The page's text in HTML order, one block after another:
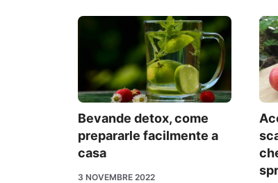
Bevande detox, come
prepararle facilmente a
casa
3 NOVEMBRE 2022